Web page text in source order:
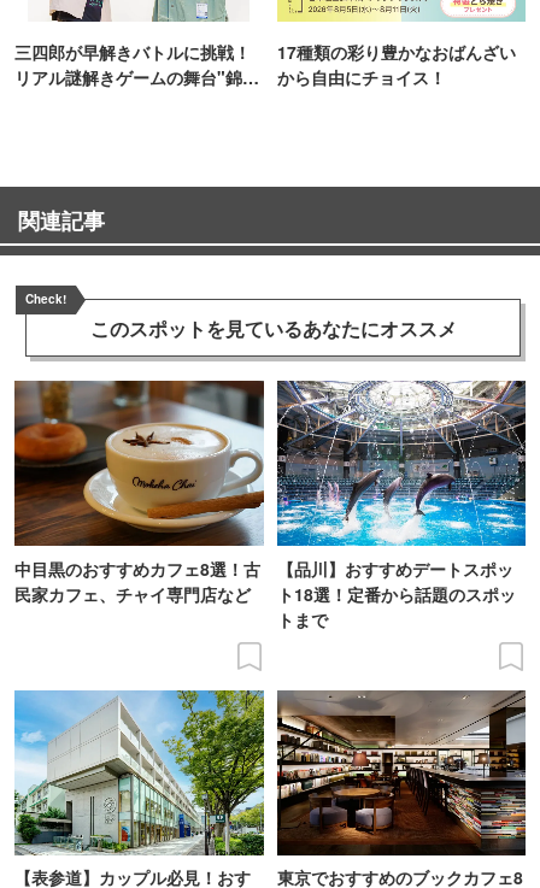
三四郎が早解きバトルに挑戦！
リアル謎解きゲームの舞台"錦糸
17種類の彩り豊かなおばんざい
から自由にチョイス！
関連記事
Check!
このスポットを見ているあなたにオススメ
中目黒のおすすめカフェ8選！古
民家カフェ、チャイ専門店など
【品川】おすすめデートスポッ
ト18選！定番から話題のスポッ
トまで
【表参道】カップル必見！おす
東京でおすすめのブックカフェ8